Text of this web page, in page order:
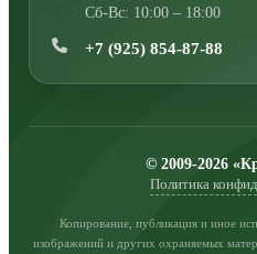
Сб-Вс: 10:00 – 18:00
+7 (925) 854-87-88
© 2009-2026
Политика
Копирование, публикация и иное
изображений и других охраняемых